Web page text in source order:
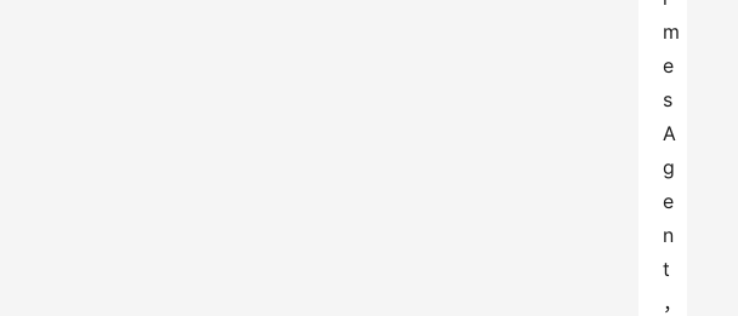
m
e
s
A
g
e
n
t
，